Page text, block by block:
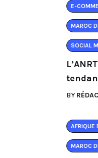
E-
MAROC
SOCIAL
BY
AFRIQUE
MAROC